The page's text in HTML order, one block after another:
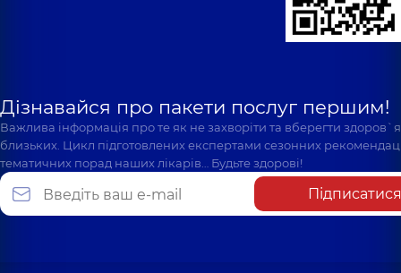
Дізнавайся про пакети послуг першим!
Важлива інформація про те як не захворіти та вберегти
близьких. Цикл підготовлених експертами сезонних
тематичних порад наших лікарів… Будьте здорові!
Підписатися